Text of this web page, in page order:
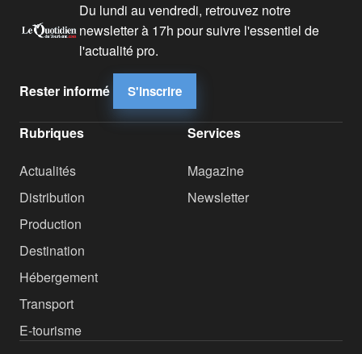
Du lundi au vendredi, retrouvez notre
newsletter à 17h pour suivre l'essentiel de
l'actualité pro.
Rester informé S'inscrire
Rubriques
Actualités
Distribution
Production
Destination
Hébergement
Transport
E-tourisme
Services
Magazine
Newsletter